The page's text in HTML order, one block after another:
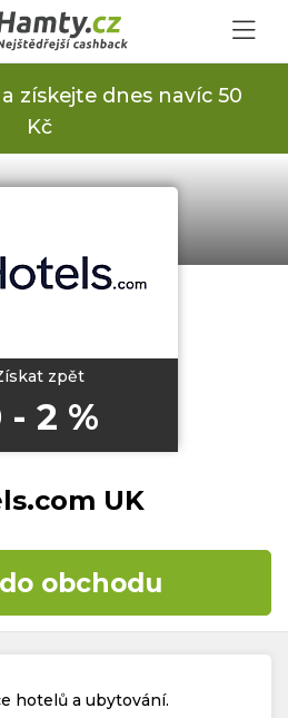
Přihlásit se
Registrovat
a získejte dnes navíc 50
Kč
zpět
- 2 %
UK
obchodu
hotelů a ubytování.